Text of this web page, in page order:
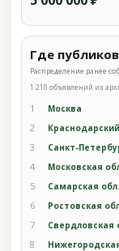
Где
Распределение ранее
1 210 объявлений из
1 Москва
2
3 Санкт-
4 Московская
5 Самарская обл.
6 Ростовская
7 Свердловская
8